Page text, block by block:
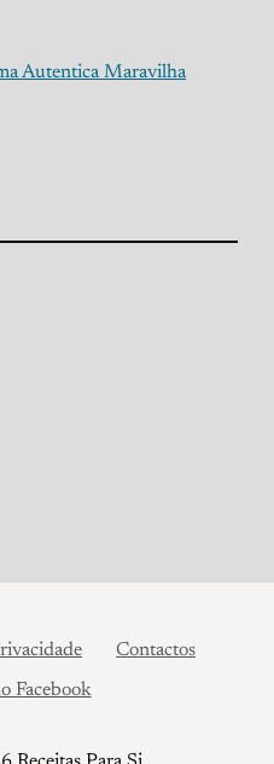
Autentica Maravilha
Contactos
Facebook